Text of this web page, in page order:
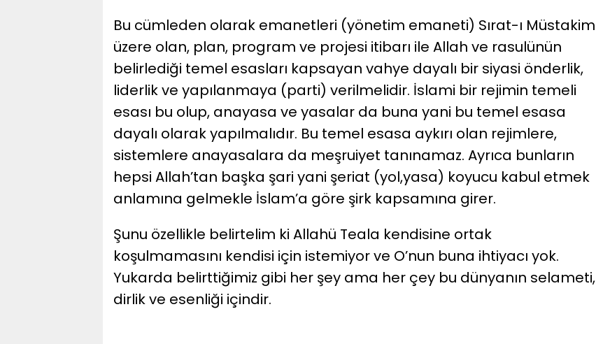
Bu cümleden olarak emanetleri (yönetim emaneti) Sırat-ı Müstakim
üzere olan, plan, program ve projesi itibarı ile Allah ve rasulünün
belirlediği temel esasları kapsayan vahye dayalı bir siyasi önderlik,
liderlik ve yapılanmaya (parti) verilmelidir. İslami bir rejimin temeli
esası bu olup, anayasa ve yasalar da buna yani bu temel esasa
dayalı olarak yapılmalıdır. Bu temel esasa aykırı olan rejimlere,
sistemlere anayasalara da meşruiyet tanınamaz. Ayrıca bunların
hepsi Allah’tan başka şari yani şeriat (yol,yasa) koyucu kabul etmek
anlamına gelmekle İslam’a göre şirk kapsamına girer.
Şunu özellikle belirtelim ki Allahü Teala kendisine ortak
koşulmamasını kendisi için istemiyor ve O’nun buna ihtiyacı yok.
Yukarda belirttiğimiz gibi her şey ama her çey bu dünyanın selameti,
dirlik ve esenliği içindir.